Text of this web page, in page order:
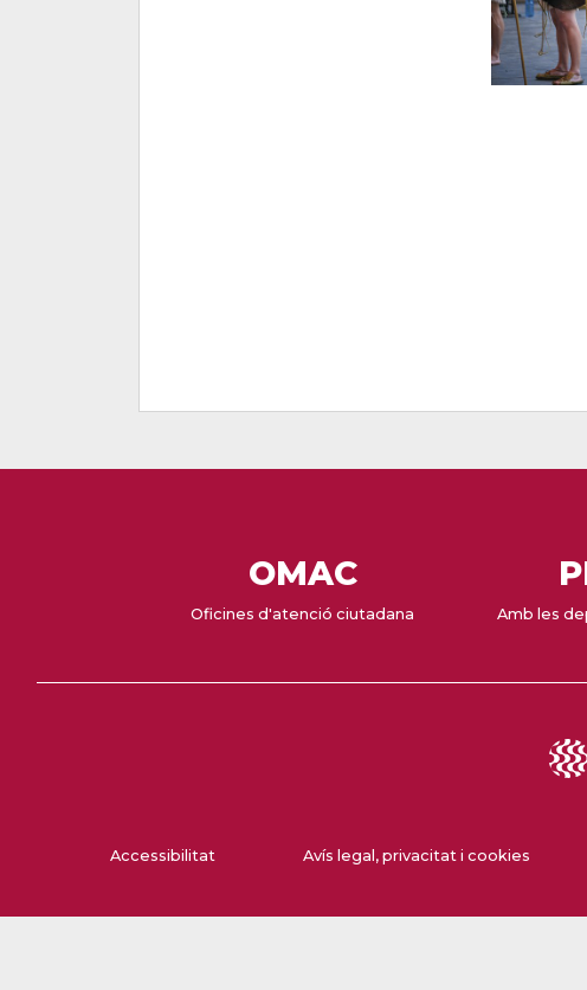
OMAC
Oficines d'atenció ciutadana Amb les
Accessibilitat Avís legal, privacitat i cookies